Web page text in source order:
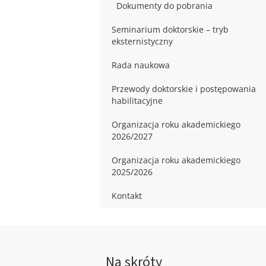
Dokumenty do pobrania
Seminarium doktorskie – tryb
eksternistyczny
Rada naukowa
Przewody doktorskie i postępowania
habilitacyjne
Organizacja roku akademickiego
2026/2027
Organizacja roku akademickiego
2025/2026
Kontakt